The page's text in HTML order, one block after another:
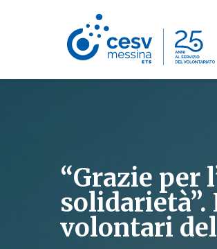
“Grazie per
volontari